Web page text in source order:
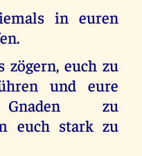
in euren
euch zu
und eure
zu
euch stark zu